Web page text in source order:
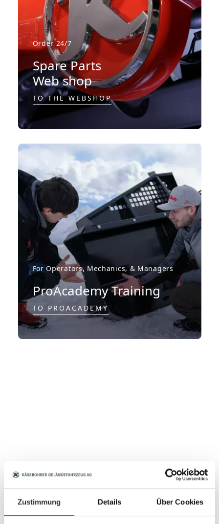
Zustimmung Details Über Cookies
Order 24/7
Spare Parts
Web shop
TO THE WEBSHOP
For Operators, Mechanics, & Managers
ProAcademy Training
TO PROACADEMY
Spare parts
We understand the impact that a machine with
mechanical issues can have on a ski area or